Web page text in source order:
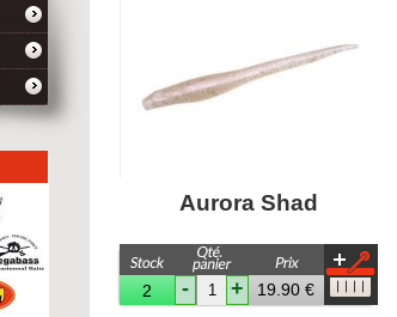
Aurora Shad
2 - + 19.90 €